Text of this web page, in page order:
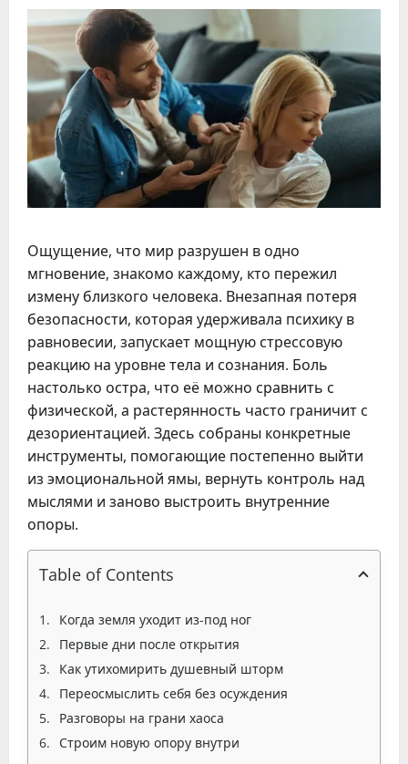
Ощущение, что мир разрушен в одно
мгновение, знакомо каждому, кто пережил
измену близкого человека. Внезапная потеря
безопасности, которая удерживала психику в
равновесии, запускает мощную стрессовую
реакцию на уровне тела и сознания. Боль
настолько остра, что её можно сравнить с
физической, а растерянность часто граничит с
дезориентацией. Здесь собраны конкретные
инструменты, помогающие постепенно выйти
из эмоциональной ямы, вернуть контроль над
мыслями и заново выстроить внутренние
опоры.
Table of Contents
Когда земля уходит из-под ног
Первые дни после открытия
Как утихомирить душевный шторм
Переосмыслить себя без осуждения
Разговоры на грани хаоса
Строим новую опору внутри